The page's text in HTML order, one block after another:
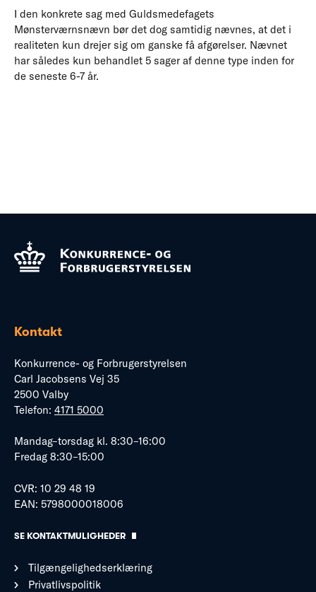
I den konkrete sag med Guldsmedefagets
Mønsterværnsnævn bør det dog samtidig nævnes, at det i
realiteten kun drejer sig om ganske få afgørelser. Nævnet
har således kun behandlet 5 sager af denne type inden for
de seneste 6-7 år.
Kontakt
Konkurrence- og Forbrugerstyrelsen
Carl Jacobsens Vej 35
2500 Valby
Telefon: 4171 5000
Mandag–torsdag kl. 8:30–16:00
Fredag 8:30–15:00
CVR: 10 29 48 19
EAN: 5798000018006
SE KONTAKTMULIGHEDER
Tilgængelighedserklæring
Privatlivspolitik